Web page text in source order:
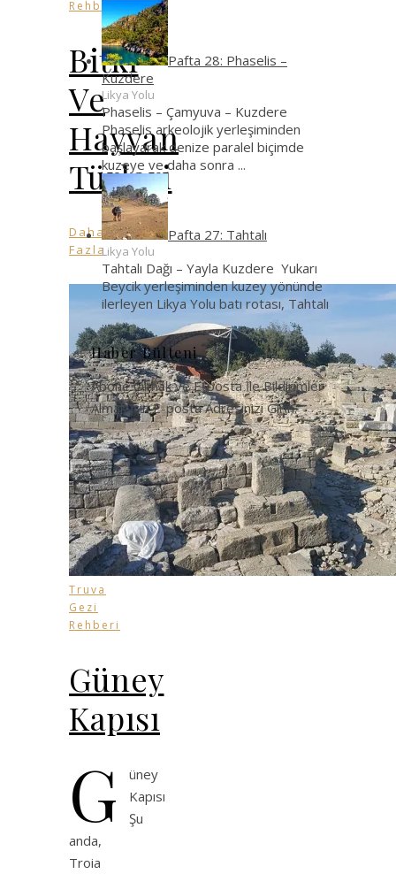
Rehberi
Bitki
Ve
Hayvan
Türleri
Daha
Fazla
Truva
Gezi
Rehberi
Güney
Kapısı
G
üney
Kapısı
Şu
anda,
Troia
Pafta 28: Phaselis –
Kuzdere
Likya Yolu
Phaselis – Çamyuva – Kuzdere
Phaselis arkeolojik yerleşiminden
başlayarak denize paralel biçimde
kuzeye ve daha sonra ...
Pafta 27: Tahtalı
Likya Yolu
Tahtalı Dağı – Yayla Kuzdere Yukarı
Beycik yerleşiminden kuzey yönünde
ilerleyen Likya Yolu batı rotası, Tahtalı
...
Haber Bülteni
Abone Olmak ve E-posta İle Bildirimler
Almak İçin E-posta Adresinizi Girin.